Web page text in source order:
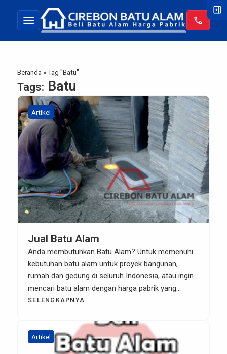
menu call
Beranda »Tag "Batu"
Tags: Batu
Artikel
Jual Batu Alam
Anda membutuhkan Batu Alam? Untuk memenuhi
kebutuhan batu alam untuk proyek bangunan,
rumah dan gedung di seluruh Indonesia, atau ingin
mencari batu alam dengan harga pabrik yang
terpercaya? Kualitas dan kerapihan pemotongan
batu alam kurang memuaskan? Atau kebutuhan
Batu Alam anda yang sangat banyak tetapi harga
terlalu mahal? Anda membutuhkan batu alam
dengan ukuran yang […]
SELENGKAPNYA
Artikel
right_panel_open